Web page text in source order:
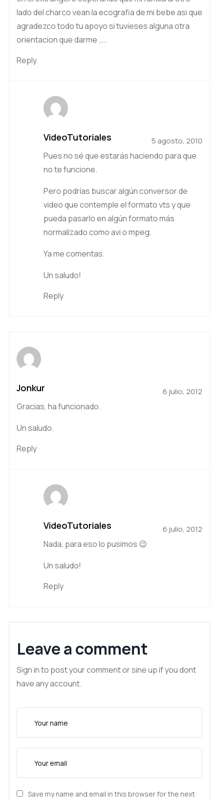
lado del charco vean la ecografia de mi bebe asi que
agradezco todo tu apoyo si tuvieses alguna otra
orientacion que darme …..
Reply
VideoTutoriales 5 agosto, 2010
Pues no sé que estarás haciendo para que
no te funcione.
Pero podrías buscar algún conversor de
video que contemple el formato vts y que
pueda pasarlo en algún formato más
normalizado como avi o mpeg.
Ya me comentas.
Un saludo!
Reply
Jonkur 6 julio, 2012
Gracias, ha funcionado.
Un saludo.
Reply
VideoTutoriales 6 julio, 2012
Nada, para eso lo pusimos 😉
Un saludo!
Reply
Leave a comment
Sign in to post your comment or sine up if you dont
have any account.
Save my name and email in this browser for the next